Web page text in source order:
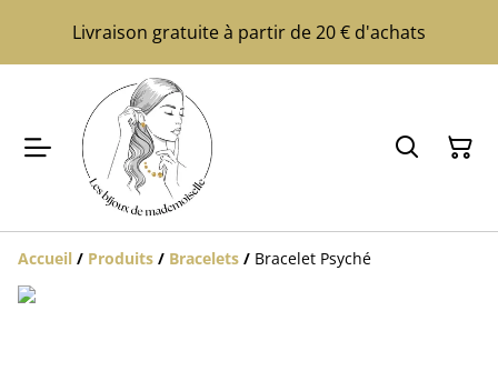
Livraison gratuite à partir de 20 € d'achats
Accueil / Produits / Bracelets / Bracelet Psyché